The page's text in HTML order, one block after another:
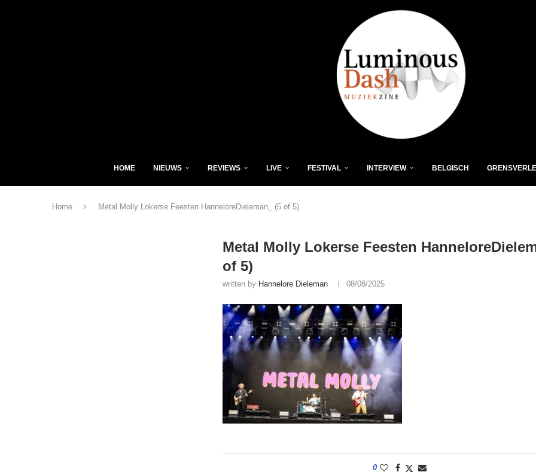
HOME NIEUWS REVIEWS LIVE FESTIVAL INTERVIEW BELGISCH
Home Metal Molly Lokerse Feesten HanneloreDieleman_ (5 of 5)
Metal Molly Lokerse Feesten
of 5)
written by Hannelore Dieleman 08/08/2025
0